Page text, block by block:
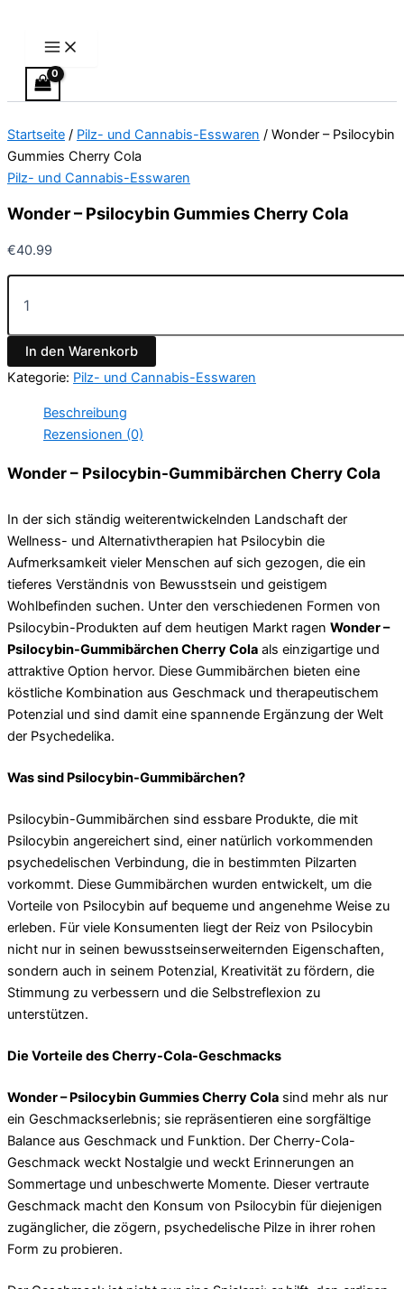
springen
Startseite / Pilz- und Cannabis-Esswaren / Wonder – Psilocybin
Gummies Cherry Cola
Pilz- und Cannabis-Esswaren
Wonder – Psilocybin Gummies Cherry Cola
€40.99
Psilocybin
Cherry
Cola
In den Warenkorb
Kategorie: Pilz- und Cannabis-Esswaren
Beschreibung
Rezensionen (0)
Wonder – Psilocybin-Gummibärchen Cherry Cola
In der sich ständig weiterentwickelnden Landschaft der
Wellness- und Alternativtherapien hat Psilocybin die
Aufmerksamkeit vieler Menschen auf sich gezogen, die ein
tieferes Verständnis von Bewusstsein und geistigem
Wohlbefinden suchen. Unter den verschiedenen Formen von
Psilocybin-Produkten auf dem heutigen Markt ragen Wonder –
Psilocybin-Gummibärchen Cherry Cola als einzigartige und
attraktive Option hervor. Diese Gummibärchen bieten eine
köstliche Kombination aus Geschmack und therapeutischem
Potenzial und sind damit eine spannende Ergänzung der Welt
der Psychedelika.
Was sind Psilocybin-Gummibärchen?
Psilocybin-Gummibärchen sind essbare Produkte, die mit
Psilocybin angereichert sind, einer natürlich vorkommenden
psychedelischen Verbindung, die in bestimmten Pilzarten
vorkommt. Diese Gummibärchen wurden entwickelt, um die
Vorteile von Psilocybin auf bequeme und angenehme Weise zu
erleben. Für viele Konsumenten liegt der Reiz von Psilocybin
nicht nur in seinen bewusstseinserweiternden Eigenschaften,
sondern auch in seinem Potenzial, Kreativität zu fördern, die
Stimmung zu verbessern und die Selbstreflexion zu
unterstützen.
Die Vorteile des Cherry-Cola-Geschmacks
Wonder – Psilocybin Gummies Cherry Cola sind mehr als nur
ein Geschmackserlebnis; sie repräsentieren eine sorgfältige
Balance aus Geschmack und Funktion. Der Cherry-Cola-
Geschmack weckt Nostalgie und weckt Erinnerungen an
Sommertage und unbeschwerte Momente. Dieser vertraute
Geschmack macht den Konsum von Psilocybin für diejenigen
zugänglicher, die zögern, psychedelische Pilze in ihrer rohen
Form zu probieren.